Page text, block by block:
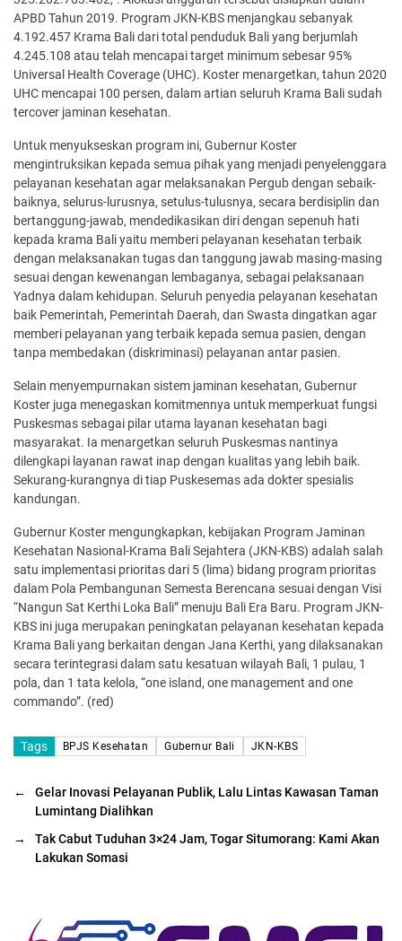
APBD Tahun 2019. Program JKN-KBS menjangkau sebanyak
4.192.457 Krama Bali dari total penduduk Bali yang berjumlah
4.245.108 atau telah mencapai target minimum sebesar 95%
Universal Health Coverage (UHC). Koster menargetkan, tahun 2020
UHC mencapai 100 persen, dalam artian seluruh Krama Bali sudah
tercover jaminan kesehatan.
Untuk menyukseskan program ini, Gubernur Koster
mengintruksikan kepada semua pihak yang menjadi penyelenggara
pelayanan kesehatan agar melaksanakan Pergub dengan sebaik-
baiknya, selurus-lurusnya, setulus-tulusnya, secara berdisiplin dan
bertanggung-jawab, mendedikasikan diri dengan sepenuh hati
kepada krama Bali yaitu memberi pelayanan kesehatan terbaik
dengan melaksanakan tugas dan tanggung jawab masing-masing
sesuai dengan kewenangan lembaganya, sebagai pelaksanaan
Yadnya dalam kehidupan. Seluruh penyedia pelayanan kesehatan
baik Pemerintah, Pemerintah Daerah, dan Swasta dingatkan agar
memberi pelayanan yang terbaik kepada semua pasien, dengan
tanpa membedakan (diskriminasi) pelayanan antar pasien.
Selain menyempurnakan sistem jaminan kesehatan, Gubernur
Koster juga menegaskan komitmennya untuk memperkuat fungsi
Puskesmas sebagai pilar utama layanan kesehatan bagi
masyarakat. Ia menargetkan seluruh Puskesmas nantinya
dilengkapi layanan rawat inap dengan kualitas yang lebih baik.
Sekurang-kurangnya di tiap Puskesemas ada dokter spesialis
kandungan.
Gubernur Koster mengungkapkan, kebijakan Program Jaminan
Kesehatan Nasional-Krama Bali Sejahtera (JKN-KBS) adalah salah
satu implementasi prioritas dari 5 (lima) bidang program prioritas
dalam Pola Pembangunan Semesta Berencana sesuai dengan Visi
“Nangun Sat Kerthi Loka Bali” menuju Bali Era Baru. Program JKN-
KBS ini juga merupakan peningkatan pelayanan kesehatan kepada
Krama Bali yang berkaitan dengan Jana Kerthi, yang dilaksanakan
secara terintegrasi dalam satu kesatuan wilayah Bali, 1 pulau, 1
pola, dan 1 tata kelola, “one island, one management and one
commando”. (red)
Tags BPJS Kesehatan Gubernur Bali JKN-KBS
←
Gelar Inovasi Pelayanan Publik, Lalu Lintas Kawasan Taman
Lumintang Dialihkan
→
Tak Cabut Tuduhan 3×24 Jam, Togar Situmorang: Kami Akan
Lakukan Somasi